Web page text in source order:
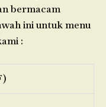
bermacam
ini untuk menu
: